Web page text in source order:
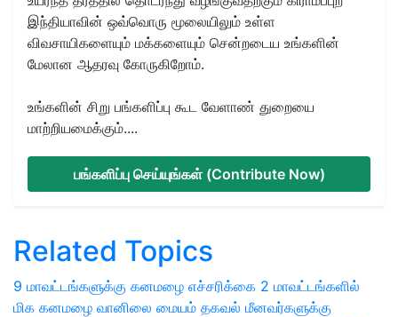
இந்தியாவின் ஒவ்வொரு மூலையிலும் உள்ள
விவசாயிகளையும் மக்களையும் சென்றடைய உங்களின்
மேலான ஆதரவு கோருகிறோம்.
உங்களின் சிறு பங்களிப்பு கூட வேளாண் துறையை
மாற்றியமைக்கும்....
பங்களிப்பு செய்யுங்கள் (Contribute Now)
Related Topics
9 மாவட்டங்களுக்கு கனமழை எச்சரிக்கை 2 மாவட்டங்களில்
மிக கனமழை வானிலை மையம் தகவல் மீனவர்களுக்கு